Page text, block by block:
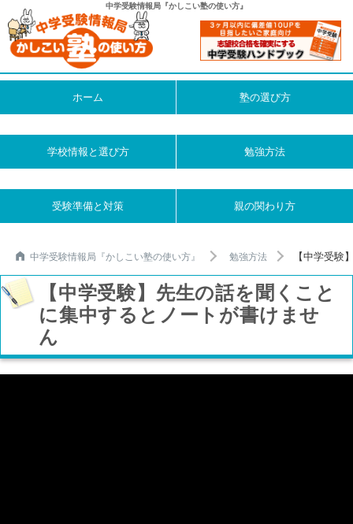
中学受験情報局『かしこい塾の使い方』
ホーム 塾の選び方
学校情報と選び方 勉強方法
受験準備と対策 親の関わり方
中学受験情報局『かしこい塾の使い方』 勉強方法 【中学受験
【中学受験】先生の話を聞くこと
に集中するとノートが書けませ
ん